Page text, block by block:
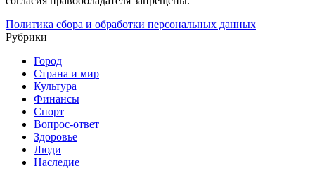
Политика сбора и обработки персональных данных
Рубрики
Город
Страна и мир
Культура
Финансы
Спорт
Вопрос-ответ
Здоровье
Люди
Наследие